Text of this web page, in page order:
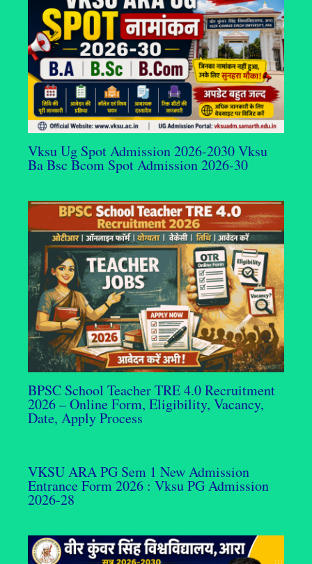
Vksu Ug Spot Admission 2026-2030 Vksu
Ba Bsc Bcom Spot Admission 2026-30
BPSC School Teacher TRE 4.0 Recruitment
2026 – Online Form, Eligibility, Vacancy,
Date, Apply Process
VKSU ARA PG Sem 1 New Admission
Entrance Form 2026 : Vksu PG Admission
2026-28